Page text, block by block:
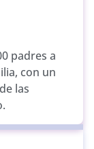
padres a
con un
las